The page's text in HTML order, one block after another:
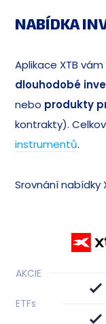
NABÍDKA
Aplikace XTB
dlouhodobé
nebo produkty
kontrakty).
instrumentů.
Srovnání nabídky
AKCIE
ETFs